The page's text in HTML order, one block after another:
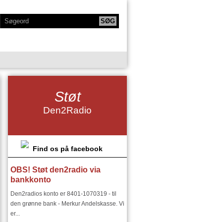
NY SERIE - BODYTALK
NY SERIE OM HAFNIA
KLANGKAMMERET
DEN2RADIO - SNART 18 ÅR
I ØSTEUROPA I 1900 TALLET
Støt
Den2Radio
Find os på facebook
OBS! Støt den2radio via
bankkonto
Den2radios konto er 8401-1070319 - til
den grønne bank - Merkur Andelskasse. Vi
er...